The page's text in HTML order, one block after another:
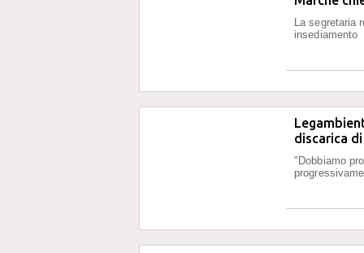
La segretaria
insediamento
discarica
"Dobbiamo